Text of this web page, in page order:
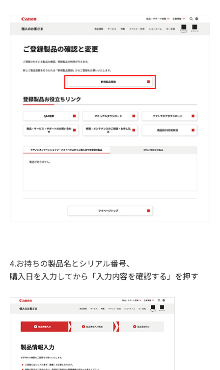
4.お持ちの製品名とシリアル番号、
購入日を入力してから「入力内容を確認する」を押す